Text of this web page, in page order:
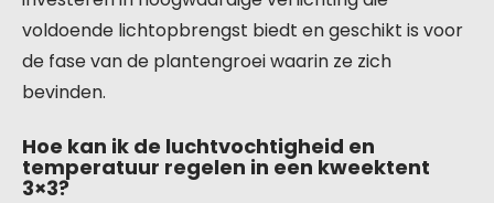
voldoende lichtopbrengst biedt en geschikt is voor
de fase van de plantengroei waarin ze zich
bevinden.
Hoe kan ik de luchtvochtigheid en
temperatuur regelen in een kweektent
3×3?